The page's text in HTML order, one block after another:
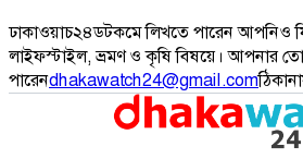
ঢাকাওয়াচ২৪ডটকমে লিখতে পারেন আপনিও
লাইফস্টাইল, ভ্রমণ ও কৃষি বিষয়ে। আপনার
পারেনdhakawatch24@gmail.com